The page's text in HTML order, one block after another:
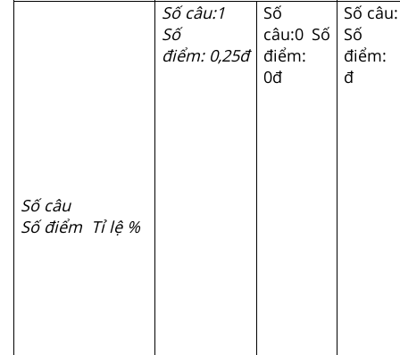
Số câu
Số điểm Tỉ lệ %
Số câu:1
Số
điểm: 0,25đ
Số
câu:0 Số
điểm:
0đ
Số
Số
điểm:
đ